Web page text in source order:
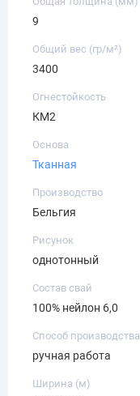
9
Общий вес (гр/м²)
3400
Огнестойкость
КМ2
Основа
Тканная
Производство
Бельгия
Рисунок
однотонный
Состав свай
100% нейлон 6,0
Способ производства
ручная работа
Ширина (м)